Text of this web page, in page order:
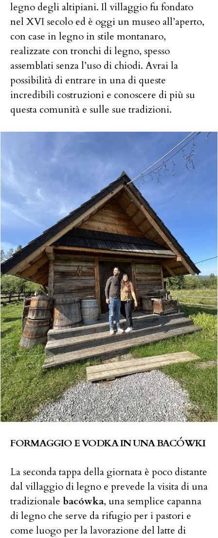
legno degli altipiani. Il villaggio fu fondato
nel XVI secolo ed è oggi un museo all’aperto,
con case in legno in stile montanaro,
realizzate con tronchi di legno, spesso
assemblati senza l’uso di chiodi. Avrai la
possibilità di entrare in una di queste
incredibili costruzioni e conoscere di più su
questa comunità e sulle sue tradizioni.
FORMAGGIO E VODKA IN UNA BACÓWKI
La seconda tappa della giornata è poco distante
dal villaggio di legno e prevede la visita di una
tradizionale bacówka, una semplice capanna
di legno che serve da rifugio per i pastori e
come luogo per la lavorazione del latte di